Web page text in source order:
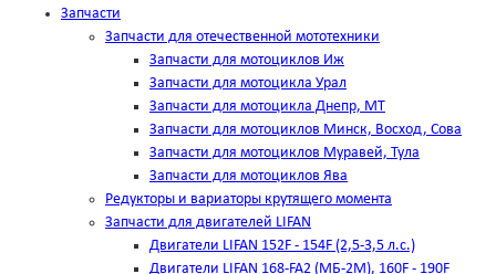
Запчасти
Запчасти для отечественной мототехники
Запчасти для мотоциклов Иж
Запчасти для мотоцикла Урал
Запчасти для мотоцикла Днепр, МТ
Запчасти для мотоциклов Минск, Восход, Сова
Запчасти для мотоциклов Муравей, Тула
Запчасти для мотоциклов Ява
Редукторы и вариаторы крутящего момента
Запчасти для двигателей LIFAN
Двигатели LIFAN 152F - 154F (2,5-3,5 л.с.)
Двигатели LIFAN 168-FA2 (МБ-2М), 160F - 190F